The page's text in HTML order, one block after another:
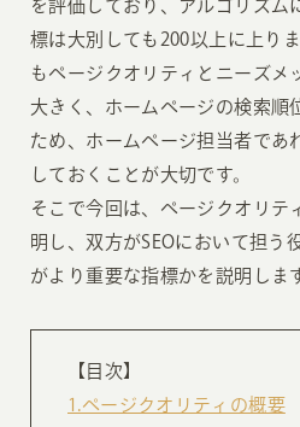
を評価しており、アルゴリズム
標は大別しても200以上に上り
もページクオリティとニーズメ
大きく、ホームページの検索順
ため、ホームページ担当者であ
しておくことが大切です。
そこで今回は、ページクオリテ
明し、双方がSEOにおいて担う
がより重要な指標かを説明しま
【目次】
1.ページクオリティの概要